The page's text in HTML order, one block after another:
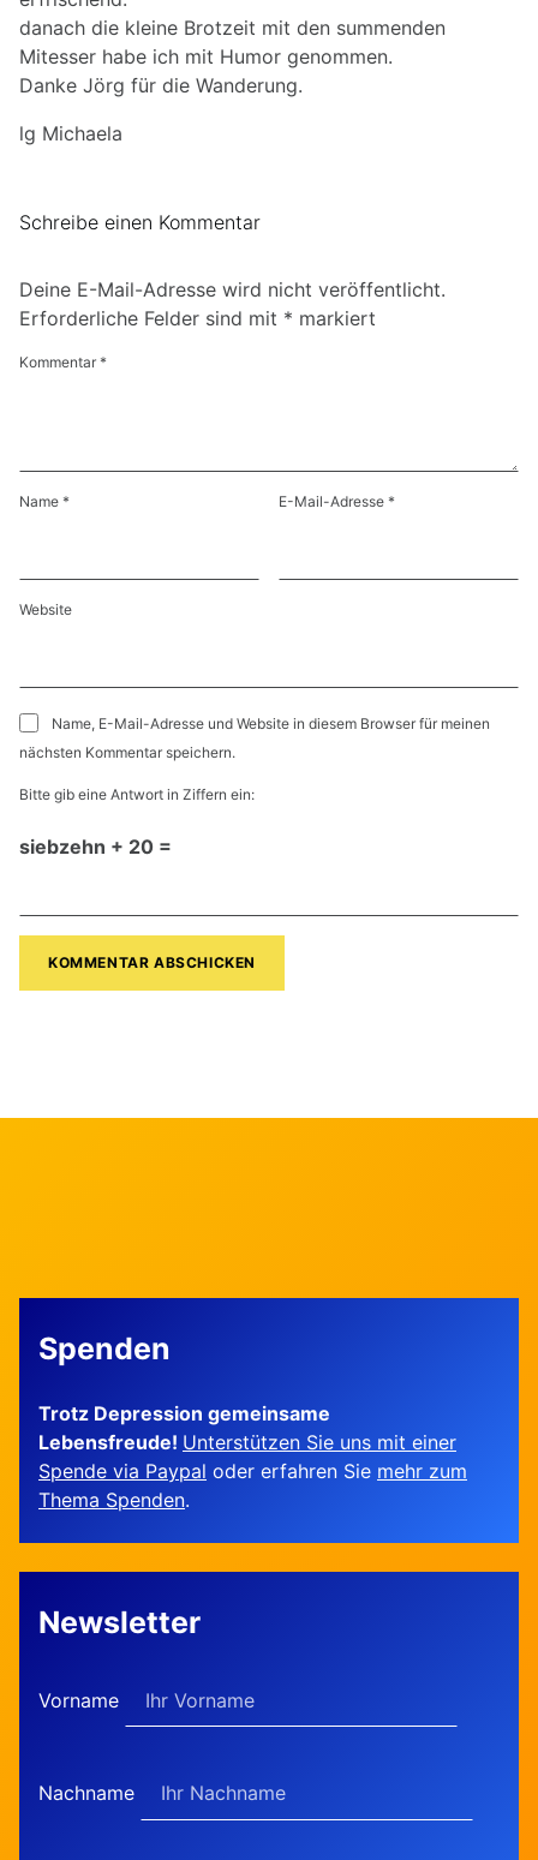
danach die kleine Brotzeit mit den summenden
Mitesser habe ich mit Humor genommen.
Danke Jörg für die Wanderung.
lg Michaela
Schreibe einen Kommentar
Deine E-Mail-Adresse wird nicht veröffentlicht.
Erforderliche Felder sind mit * markiert
Kommentar *
Name * E-Mail-Adresse*
Website
Name, E-Mail-Adresse und Website in diesem Browser für meinen
nächsten Kommentar speichern.
Bitte gib eine Antwort in Ziffern ein:
siebzehn + 20 =
Spenden
Trotz Depression gemeinsame
Lebensfreude! Unterstützen Sie uns mit einer
Spende via Paypal oder erfahren Sie mehr zum
Thema Spenden.
Newsletter
Vorname
Nachname